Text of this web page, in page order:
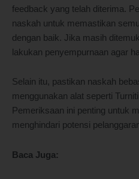
feedback yang telah diterima.
naskah untuk memastikan
dengan baik. Jika masih
lakukan penyempurnaan agar
Selain itu, pastikan naskah
menggunakan alat seperti
Pemeriksaan ini penting untuk
menghindari potensi
Baca Juga: